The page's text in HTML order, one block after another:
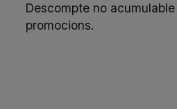
Descompte no
promocions.